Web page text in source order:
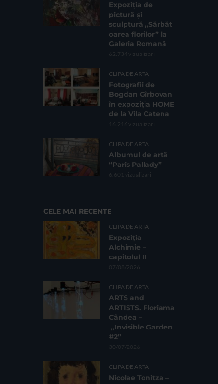
Expoziția de
pictură și
sculptură „Sărbăt
oarea florilor” la
Galeria Romană
62.734 vizualizari
CLIPA DE ARTA
Fotografii de
Bogdan Gîrbovan
în expoziția HOME
de la Vila Catena
16.216 vizualizari
CLIPA DE ARTA
Albumul de artă
“Paris Pallady”
6.601 vizualizari
CELE MAI RECENTE
CLIPA DE ARTA
Expoziția
Alchimie –
capitolul II
07/08/2026
CLIPA DE ARTA
ARTS and
ARTISTS. Floriama
Cândea –
„Invisible Garden
#2”
30/07/2026
CLIPA DE ARTA
Nicolae Tonitza –